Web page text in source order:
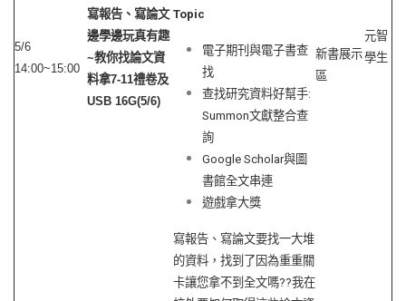
5/6
14:00~15:00
寫報告、寫論文
邊學邊玩真有趣
~教你找論文資
料拿7-11禮卷及
USB 16G(5/6)
Topic
電子期刊與電子書查
找
查找研究資料好幫手:
Summon文獻整合查
詢
Google Scholar與圖
書館全文串連
遊戲拿大獎
新書展示
區
元智
學生
寫報告、寫論文要找一大堆
的資料，找到了因為重重關
卡讓您拿不到全文嗎??我在